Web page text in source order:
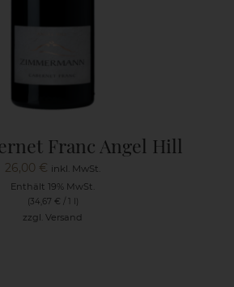
Franc Angel Hill
26,00 € inkl. MwSt.
Enthält 19% MwSt.
(34,67 € / 1 l)
zzgl. Versand